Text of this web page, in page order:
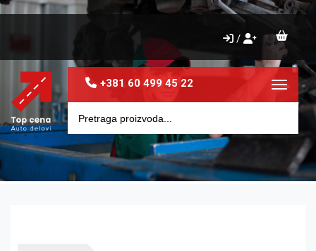
/
+381 60 499 45 22 Toggle